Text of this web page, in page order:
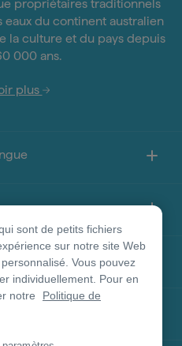
propriétaires traditionnels
du continent australien
la culture et du pays depuis
000 ans.
plus
sont de petits fichiers
sur notre site Web
Vous pouvez
individuellement. Pour en
notre
Politique de